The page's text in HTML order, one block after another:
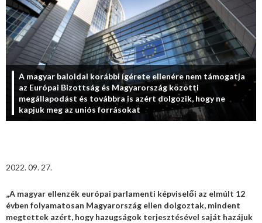
A magyar baloldal korábbi ígérete ellenére nem támogatja
az Európai Bizottság és Magyarország közötti
megállapodást és továbbra is azért dolgozik, hogy ne
kapjuk meg az uniós forrásokat
2022. 09. 27.
„A magyar ellenzék európai parlamenti képviselői az elmúlt 12
évben folyamatosan Magyarország ellen dolgoztak, mindent
megtettek azért, hogy hazugságok terjesztésével saját hazájuk